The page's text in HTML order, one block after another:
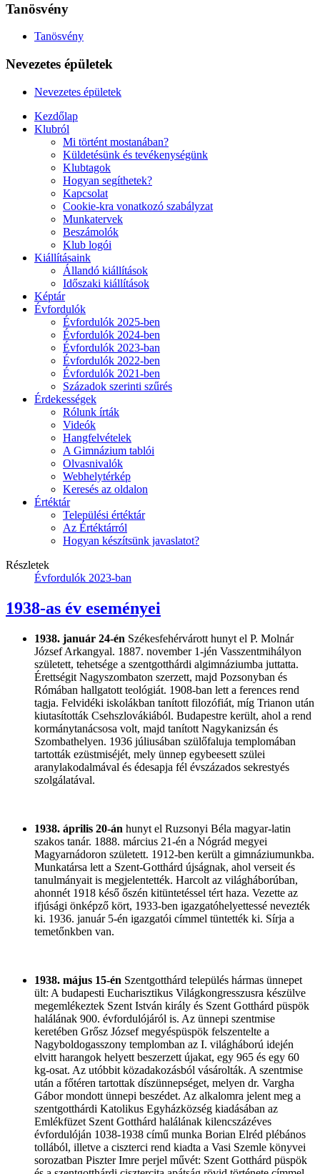
Tanösvény
Tanösvény
Nevezetes épületek
Nevezetes épületek
Kezdőlap
Klubról
Mi történt mostanában?
Küldetésünk és tevékenységünk
Klubtagok
Hogyan segíthetek?
Kapcsolat
Cookie-kra vonatkozó szabályzat
Munkatervek
Beszámolók
Klub logói
Kiállításaink
Állandó kiállítások
Időszaki kiállítások
Képtár
Évfordulók
Évfordulók 2025-ben
Évfordulók 2024-ben
Évfordulók 2023-ban
Évfordulók 2022-ben
Évfordulók 2021-ben
Századok szerinti szűrés
Érdekességek
Rólunk írták
Videók
Hangfelvételek
A Gimnázium tablói
Olvasnivalók
Webhelytérkép
Keresés az oldalon
Értéktár
Települési értéktár
Az Értéktárról
Hogyan készítsünk javaslatot?
Részletek
Évfordulók 2023-ban
1938-as év eseményei
1938. január 24-én Székesfehérvárott hunyt el P. Molnár
József Arkangyal. 1887. november 1-jén Vasszentmihályon
született, tehetsége a szentgotthárdi algimnáziumba juttatta.
Érettségit Nagyszombaton szerzett, majd Pozsonyban és
Rómában hallgatott teológiát. 1908-ban lett a ferences rend
tagja. Felvidéki iskolákban tanított filozófiát, míg Trianon után
kiutasították Csehszlovákiából. Budapestre került, ahol a rend
kormánytanácsosa volt, majd tanított Nagykanizsán és
Szombathelyen. 1936 júliusában szülőfaluja templomában
tartották ezüstmiséjét, mely ünnep egybeesett szülei
aranylakodalmával és édesapja fél évszázados sekrestyés
szolgálatával.
1938. április 20-án hunyt el Ruzsonyi Béla magyar-latin
szakos tanár. 1888. március 21-én a Nógrád megyei
Magyarnádoron született. 1912-ben került a gimnáziumunkba.
Munkatársa lett a Szent-Gotthárd újságnak, ahol verseit és
tanulmányait is megjelentették. Harcolt az világháborúban,
ahonnét 1918 késő őszén kitüntetéssel tért haza. Vezette az
ifjúsági önképző kört, 1933-ben igazgatóhelyettessé nevezték
ki. 1936. január 5-én igazgatói címmel tüntették ki. Sírja a
temetőnkben van.
1938. május 15-én Szentgotthárd település hármas ünnepet
ült: A budapesti Eucharisztikus Világkongresszusra készülve
megemlékeztek Szent István király és Szent Gotthárd püspök
halálának 900. évfordulójáról is. Az ünnepi szentmise
keretében Grősz József megyéspüspök felszentelte a
Nagyboldogasszony templomban az I. világháború idején
elvitt harangok helyett beszerzett újakat, egy 965 és egy 60
kg-osat. Az utóbbit közadakozásból vásárolták. A szentmise
után a főtéren tartottak díszünnepséget, melyen dr. Vargha
Gábor mondott ünnepi beszédet. Az alkalomra jelent meg a
szentgotthárdi Katolikus Egyházközség kiadásában az
Emlékfüzet Szent Gotthárd halálának kilencszázéves
évfordulóján 1038-1938 című munka Borian Elréd plébános
tollából, illetve a ciszterci rend kiadta a Vasi Szemle könyvei
sorozatban Piszter Imre perjel művét: Szent Gotthárd püspök